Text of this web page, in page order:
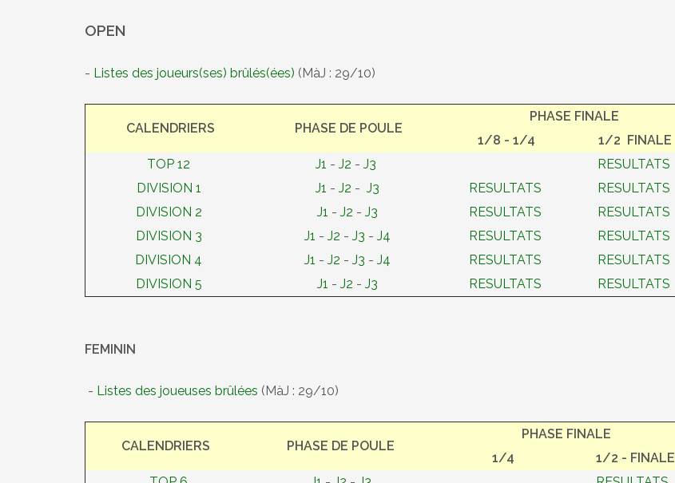
OPEN
- Listes des joueurs(ses) brûlés(ées) (MàJ : 29/10)
CALENDRIERS PHASE DE POULE
PHASE FINALE
1/8 - 1/4
1/2 FINALE
TOP 12
J1 - J2 - J3
RESULTATS
DIVISION 1
J1 - J2 - J3 RESULTATS
RESULTATS
DIVISION 2
J1 - J2 - J3 RESULTATS
RESULTATS
DIVISION 3
J1 - J2 - J3 - J4 RESULTATS
RESULTATS
DIVISION 4
J1 - J2 - J3 - J4 RESULTATS
RESULTATS
DIVISION 5
J1 - J2 - J3 RESULTATS RESULTATS
FEMININ
- Listes des joueuses brûlées (MàJ : 29/10)
CALENDRIERS PHASE DE POULE
PHASE FINALE
1/4
1/2 - FINALE